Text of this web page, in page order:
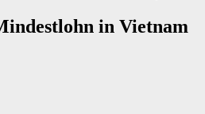
in Vietnam